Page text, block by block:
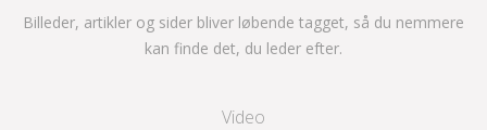
Billeder, artikler og sider bliver løbende tagget, så du nemmere
kan finde det, du leder efter.
Video